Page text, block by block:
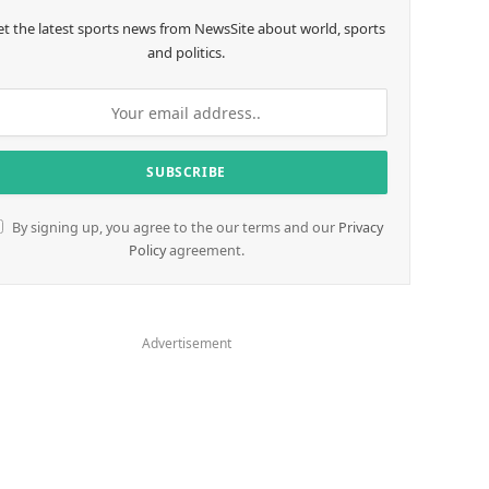
the latest sports news from NewsSite about world, sports
and politics.
By signing up, you agree to the our terms and our Privacy
Policyagreement.
Advertisement